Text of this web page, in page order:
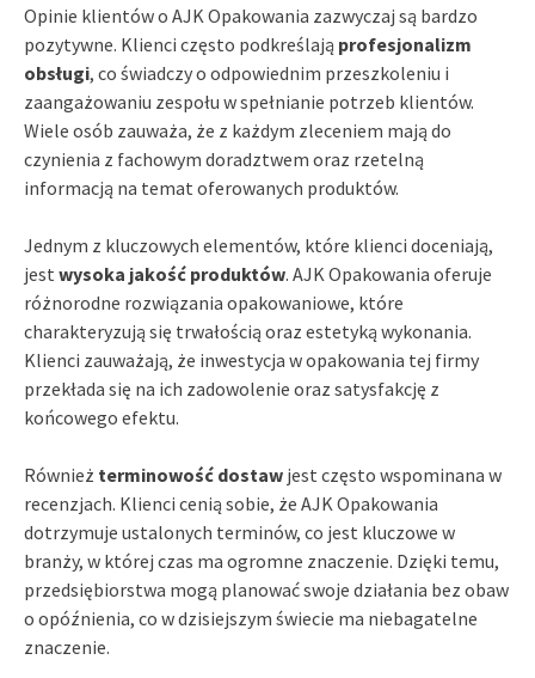
Opinie klientów o AJK Opakowania zazwyczaj są bardzo
pozytywne. Klienci często podkreślają profesjonalizm
obsługi, co świadczy o odpowiednim przeszkoleniu i
zaangażowaniu zespołu w spełnianie potrzeb klientów.
Wiele osób zauważa, że z każdym zleceniem mają do
czynienia z fachowym doradztwem oraz rzetelną
informacją na temat oferowanych produktów.
Jednym z kluczowych elementów, które klienci doceniają,
jest wysoka jakość produktów. AJK Opakowania oferuje
różnorodne rozwiązania opakowaniowe, które
charakteryzują się trwałością oraz estetyką wykonania.
Klienci zauważają, że inwestycja w opakowania tej firmy
przekłada się na ich zadowolenie oraz satysfakcję z
końcowego efektu.
Również terminowość dostaw jest często wspominana w
recenzjach. Klienci cenią sobie, że AJK Opakowania
dotrzymuje ustalonych terminów, co jest kluczowe w
branży, w której czas ma ogromne znaczenie. Dzięki temu,
przedsiębiorstwa mogą planować swoje działania bez obaw
o opóźnienia, co w dzisiejszym świecie ma niebagatelne
znaczenie.